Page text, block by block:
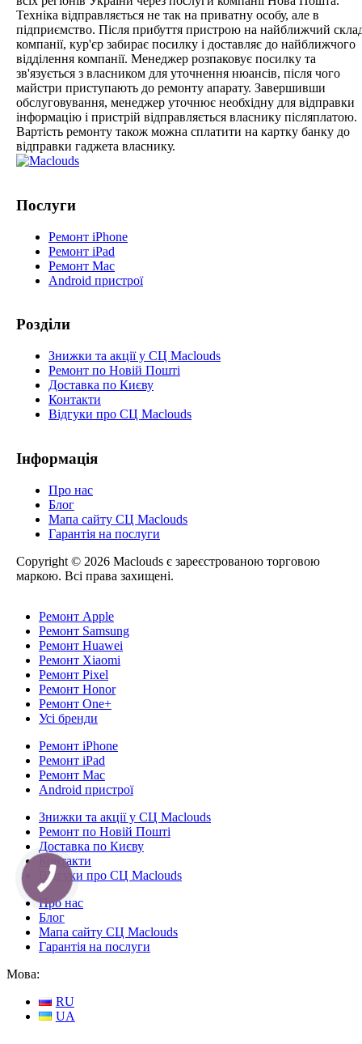
Техніка відправляється не так на приватну особу, але в
підприємство. Після прибуття пристрою на найближчий
компанії, кур'єр забирає посилку і доставляє до найближчого
відділення компанії. Менеджер розпаковує посилку та
зв'язується з власником для уточнення нюансів, після чого
майстри приступають до ремонту апарату. Завершивши
обслуговування, менеджер уточнює необхідну для відправки
інформацію і пристрій відправляється власнику післяплатою.
Вартість ремонту також можна сплатити на картку банку до
відправки гаджета власнику.
Послуги
Ремонт iPhone
Ремонт iPad
Ремонт Mac
Android пристрої
Розділи
Знижки та акції у СЦ Maclouds
Ремонт по Новій Пошті
Доставка по Києву
Контакти
Відгуки про СЦ Maclouds
Інформація
Про нас
Блог
Мапа сайту СЦ Maclouds
Гарантія на послуги
Copyright © 2026 Maclouds є зареєстрованою торговою
маркою. Всі права захищені.
Ремонт Apple
Ремонт Samsung
Ремонт Huawei
Ремонт Xiaomi
Ремонт Pixel
Ремонт Honor
Ремонт One+
Усі бренди
Ремонт iPhone
Ремонт iPad
Ремонт Mac
Android пристрої
Знижки та акції у СЦ Maclouds
Ремонт по Новій Пошті
Доставка по Києву
Контакти
Відгуки про СЦ Maclouds
Про нас
Блог
Мапа сайту СЦ Maclouds
Гарантія на послуги
Мова:
RU
UA
КНОПКА
СВЯЗИ